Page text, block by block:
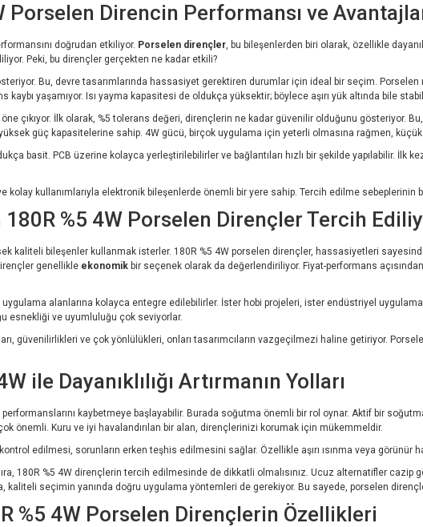
Porselen Direncin Performansı ve
doğrudan etkiliyor. Porselen dirençler, bu bileşenlerden biri olarak, özellikle
Peki, bu dirençler gerçekten ne kadar etkili?
Bu, devre tasarımlarında hassasiyet gerektiren durumlar için ideal bir seçim. Porselen
yaşamıyor. Isı yayma kapasitesi de oldukça yüksektir; böylece aşırı yük altında bile
çıkıyor. İlk olarak, %5 tolerans değeri, dirençlerin ne kadar güvenilir olduğunu gösteriyor.
güç kapasitelerine sahip. 4W gücü, birçok uygulama için yeterli olmasına rağmen, küçük
basit. PCB üzerine kolayca yerleştirilebilirler ve bağlantıları hızlı bir şekilde yapılabilir. İlk
kolay kullanımlarıyla elektronik bileşenlerde önemli bir yere sahip. Tercih edilme
180R %5 4W Porselen Dirençler Tercih
kaliteli bileşenler kullanmak isterler. 180R %5 4W porselen dirençler, hassasiyetleri
genellikle ekonomik bir seçenek olarak da değerlendiriliyor. Fiyat-performans
uygulama alanlarına kolayca entegre edilebilirler. İster hobi projeleri, ister endüstriyel
esnekliği ve uyumluluğu çok seviyorlar.
güvenilirlikleri ve çok yönlülükleri, onları tasarımcıların vazgeçilmezi haline getiriyor.
ile Dayanıklılığı Artırmanın Yolları
performanslarını kaybetmeye başlayabilir. Burada soğutma önemli bir rol oynar. Aktif bir
önemli. Kuru ve iyi havalandırılan bir alan, dirençlerinizi korumak için mükemmeldir.
edilmesi, sorunların erken teşhis edilmesini sağlar. Özellikle aşırı ısınma veya
180R %5 4W dirençlerin tercih edilmesinde de dikkatli olmalısınız. Ucuz alternatifler cazip
kaliteli seçimin yanında doğru uygulama yöntemleri de gerekiyor. Bu sayede, porselen
%5 4W Porselen Dirençlerin Özellikleri